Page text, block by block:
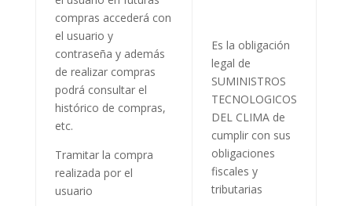
compras accederá con
el usuario y
contraseña y además
de realizar compras
podrá consultar el
histórico de compras,
etc.
Tramitar la compra
realizada por el
usuario
Es la obligación
legal de
SUMINISTROS
TECNOLOGICOS
DEL CLIMA de
cumplir con sus
obligaciones
fiscales y
tributarias